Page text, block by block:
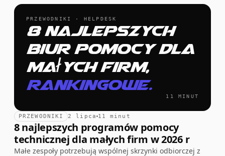
PRZEWODNIKI · HELPDESK
8 najlepszych
biur pomocy dla
małych firm,
rankingowe.
11 MINUT
PRZEWODNIKI 2 lipca 11 minut
8 najlepszych programów pomocy
technicznej dla małych firm w 2026 r
Małe zespoły potrzebują wspólnej skrzynki odbiorczej z